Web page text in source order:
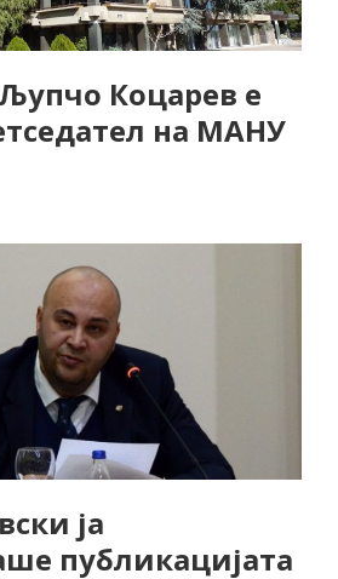
Коцарев е
на МАНУ
ја
публикацијата